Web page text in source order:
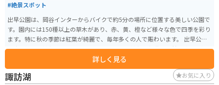
#絶景スポット
出早公園は、岡谷インターからバイクで約5分の場所に位置する美しい公園で
す。園内には150種以上の草木があり、赤、黄、橙など様々な色で四季を彩り
ます。特に秋の季節は紅葉が綺麗で、毎年多くの人で賑わいます。 出早公園
は出早雄小萩神社の眼下に位置しており、この神社の社叢は天然記念物に指
定されています。公園と神社がとてもマッチしていて、一人でものんびりと楽
しむことができます。
詳しく見る
諏訪湖 お気に入り